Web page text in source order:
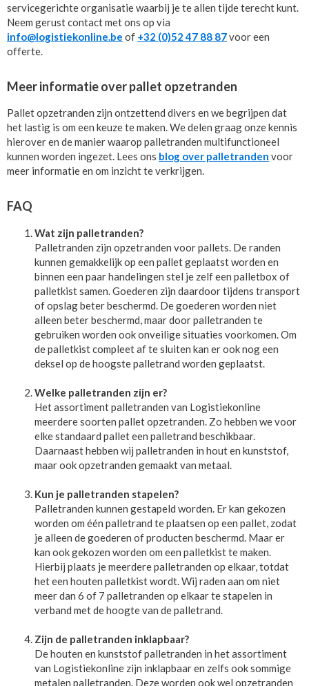
servicegerichte organisatie waarbij je te allen tijde terecht kunt.
Neem gerust contact met ons op via
info@logistiekonline.be of +32 (0)52 47 88 87voor een
offerte.
Meer informatie over pallet opzetranden
Pallet opzetranden zijn ontzettend divers en we begrijpen dat
het lastig is om een keuze te maken. We delen graag onze kennis
hierover en de manier waarop palletranden multifunctioneel
kunnen worden ingezet. Lees ons blog over palletranden voor
meer informatie en om inzicht te verkrijgen.
FAQ
Wat zijn palletranden?
Palletranden zijn opzetranden voor pallets. De randen
kunnen gemakkelijk op een pallet geplaatst worden en
binnen een paar handelingen stel je zelf een palletbox of
palletkist samen. Goederen zijn daardoor tijdens transport
of opslag beter beschermd. De goederen worden niet
alleen beter beschermd, maar door palletranden te
gebruiken worden ook onveilige situaties voorkomen. Om
de palletkist compleet af te sluiten kan er ook nog een
deksel op de hoogste palletrand worden geplaatst.
Welke palletranden zijn er?
Het assortiment palletranden van Logistiekonline
meerdere soorten pallet opzetranden. Zo hebben we voor
elke standaard pallet een palletrand beschikbaar.
Daarnaast hebben wij palletranden in hout en kunststof,
maar ook opzetranden gemaakt van metaal.
Kun je palletranden stapelen?
Palletranden kunnen gestapeld worden. Er kan gekozen
worden om één palletrand te plaatsen op een pallet, zodat
je alleen de goederen of producten beschermd. Maar er
kan ook gekozen worden om een palletkist te maken.
Hierbij plaats je meerdere palletranden op elkaar, totdat
het een houten palletkist wordt. Wij raden aan om niet
meer dan 6 of 7 palletranden op elkaar te stapelen in
verband met de hoogte van de palletrand.
Zijn de palletranden inklapbaar?
De houten en kunststof palletranden in het assortiment
van Logistiekonline zijn inklapbaar en zelfs ook sommige
metalen palletranden. Deze worden ook wel opzetranden